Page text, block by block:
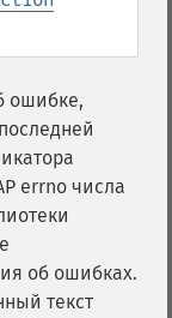
ошибке,
errno числа
об ошибках.
текст